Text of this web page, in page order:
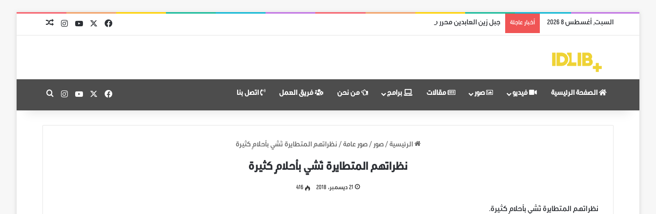
السبت, أغسطس 8 2026 أخبار عاجلة جبل زين العابدين محرر من قوات النظام وميليشياته فيسبوك
‫X
‫YouTubeانستقراممقال عشوائي
الصفحة الرئيسية فيديو صور مقالات برامج من نحن فريق العمل اتصل بنا فيسبوك
‫X
‫YouTubeانستقرامبحث عن
الرئيسية / صور / صور عامة / نظراتهم المتطايرة تَشي بأحلامٍ كثيرة
نظراتهم المتطايرة تَشي بأحلامٍ كثيرة
21 ديسمبر، 2018 416
نظراتهم المتطايرة تَشي بأحلامٍ كثيرة.